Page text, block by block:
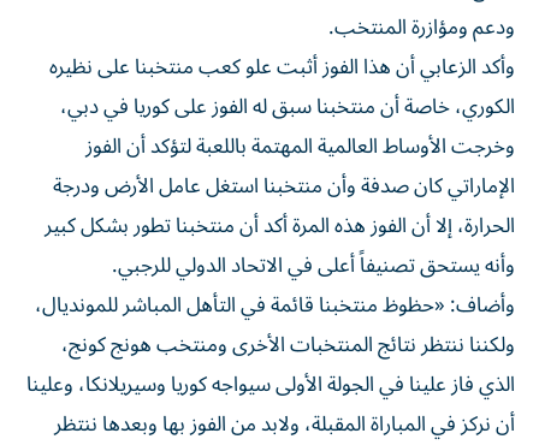
ودعم ومؤازرة المنتخب.
وأكد الزعابي أن هذا الفوز أثبت علو كعب منتخبنا على نظيره
الكوري، خاصة أن منتخبنا سبق له الفوز على كوريا في دبي،
وخرجت الأوساط العالمية المهتمة باللعبة لتؤكد أن الفوز
الإماراتي كان صدفة وأن منتخبنا استغل عامل الأرض ودرجة
الحرارة، إلا أن الفوز هذه المرة أكد أن منتخبنا تطور بشكل كبير
وأنه يستحق تصنيفاً أعلى في الاتحاد الدولي للرجبي.
وأضاف: «حظوظ منتخبنا قائمة في التأهل المباشر للمونديال،
ولكننا ننتظر نتائج المنتخبات الأخرى ومنتخب هونج كونج،
الذي فاز علينا في الجولة الأولى سيواجه كوريا وسيريلانكا، وعلينا
أن نركز في المباراة المقبلة، ولابد من الفوز بها وبعدها ننتظر